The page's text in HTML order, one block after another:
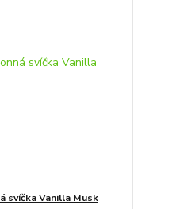
svíčka Vanilla Musk